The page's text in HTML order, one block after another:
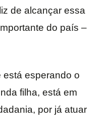
de alcançar essa
do país –
está esperando o
filha, está em
por já atuar